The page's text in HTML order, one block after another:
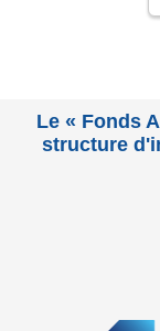
Le « Fonds
structure